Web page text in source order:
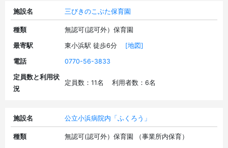
施設名 三びきのこぶた保育園
種類 無認可(認可外）保育園
最寄駅 東小浜駅 徒歩6分 [地図]
電話 0770-56-3833
定員数と利用状
況
定員数：11名 利用者数：6名
施設名 公立小浜病院内「ふくろう」
種類 無認可(認可外）保育園 （事業所内保育）